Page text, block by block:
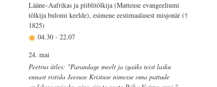
Lääne–Aafrikas ja piiblitõlkija (Matteuse evangeeliumi
tõlkija bulomi keelde), esimene eestimaalasest misjonär (†
1825)
04.30 - 22.07
24. mai
Peetrus ütles: "Parandage meelt ja igaüks teist lasku
ennast ristida Jeesuse Kristuse nimesse oma pattude